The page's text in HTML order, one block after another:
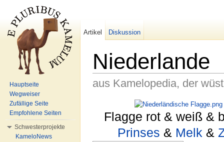
Niederlande
aus Kamelopedia, der
Flagge rot & weiß &
Prinses & Melk &
Artikel Diskussion
Hauptseite
Wegweiser
Zufällige Seite
Empfohlene Seiten
Schwesterprojekte
KameloNews